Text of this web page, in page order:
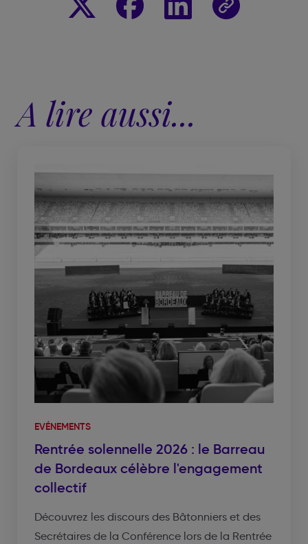
A lire aussi...
EVÉNEMENTS
Rentrée solennelle 2026 : le Barreau
de Bordeaux célèbre l'engagement
collectif
Découvrez les discours des Bâtonniers et des
Secrétaires de la Conférence lors de la Rentrée